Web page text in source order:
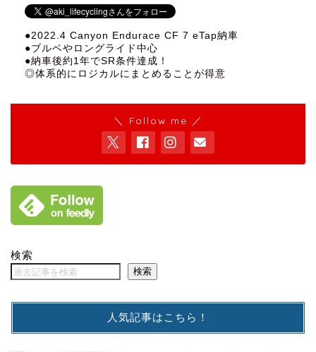
●2022.4 Canyon Endurace CF 7 eTap納車
●ブルベやロングライド中心
●納車後約1年でSR条件達成！
◎体系的にロジカルにまとめることが得意
＼ Follow me ／
検索
検索
人気記事はこちら！